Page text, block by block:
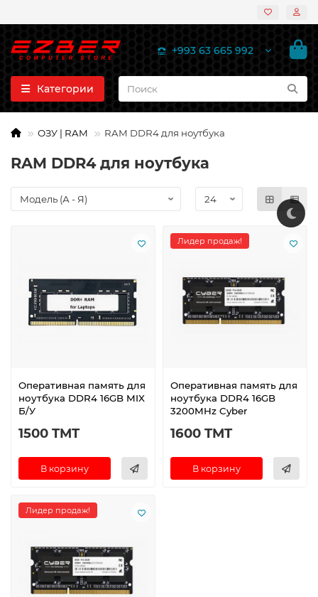
+993 63 665 992
Категории
ОЗУ | RAM RAM DDR4 для ноутбука
RAM DDR4 для ноутбука
Оперативная память для
ноутбука DDR4 16GB MIX
Б/У
1500 TMT
В корзину
Лидер продаж!
Оперативная память для
ноутбука DDR4 16GB
3200MHz Cyber
1600 TMT
В корзину
Лидер продаж!